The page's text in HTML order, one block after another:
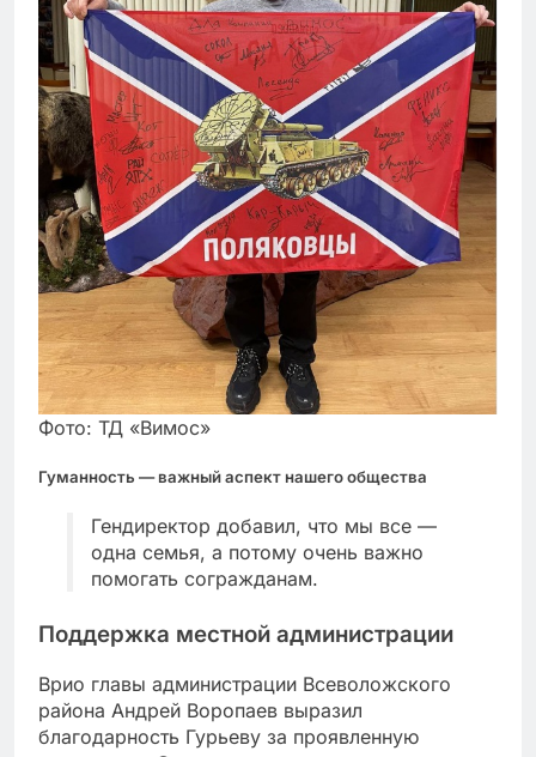
Фото: ТД «Вимос»
Гуманность — важный аспект нашего общества
Гендиректор добавил, что мы все —
одна семья, а потому очень важно
помогать согражданам.
Поддержка местной администрации
Врио главы администрации Всеволожского
района Андрей Воропаев выразил
благодарность Гурьеву за проявленную